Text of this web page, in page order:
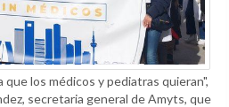
los médicos y pediatras quieran",
secretaria general de Amyts, que